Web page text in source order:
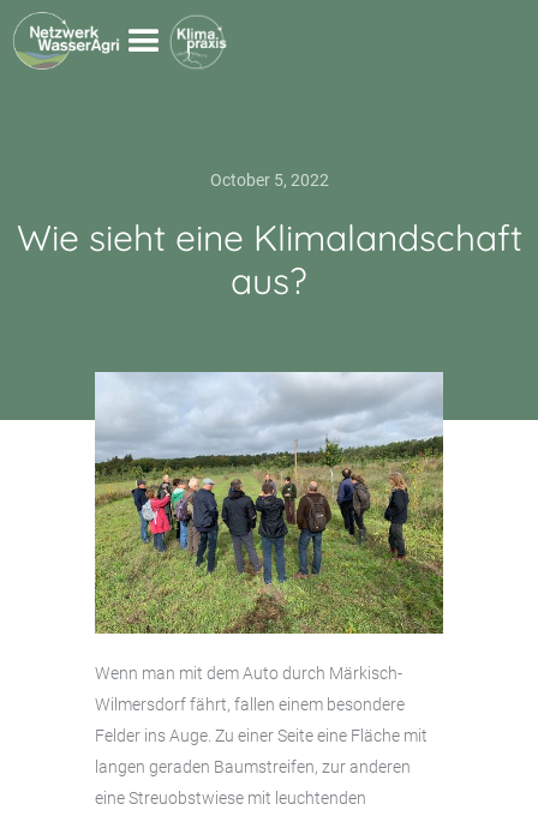
October 5, 2022
Wie sieht eine Klimalandschaft
aus?
Wenn man mit dem Auto durch Märkisch-
Wilmersdorf fährt, fallen einem besondere
Felder ins Auge. Zu einer Seite eine Fläche mit
langen geraden Baumstreifen, zur anderen
eine Streuobstwiese mit leuchtenden